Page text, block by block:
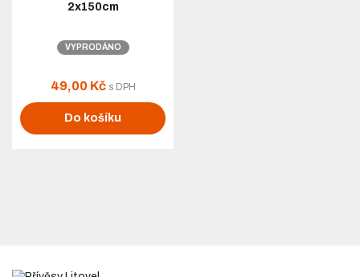
2x150cm
VYPRODÁNO
49,00 Kč s DPH
Do košíku